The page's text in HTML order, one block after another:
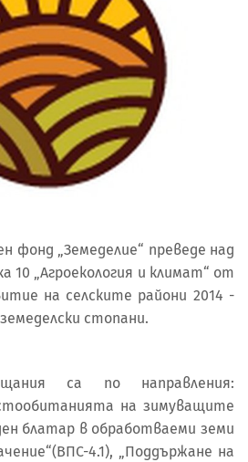
фонд „Земеделие“ преведе над
10 „Агроекология и климат“ от
на селските райони 2014 -
земеделски стопани.
са по направления:
на зимуващите
блатар в обработваеми земи
4.1), „Поддържане на